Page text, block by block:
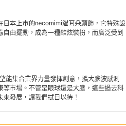
本上市的necomimi貓耳朵頭飾，它特殊設
由擺動，成為一種酷炫裝扮，而廣泛受到
能集合業界力量發揮創意，擴大腦波感測
市場。不管是眼球還是大腦，這些過去科
發展，讓我們拭目以待！